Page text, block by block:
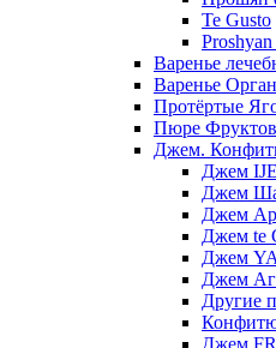
Te Gusto
Варенье
Варенье
Протёртые
Пюре
Джем.
Джем
Джем
Джем
Джем te
Джем
Джем
Другие
Джем